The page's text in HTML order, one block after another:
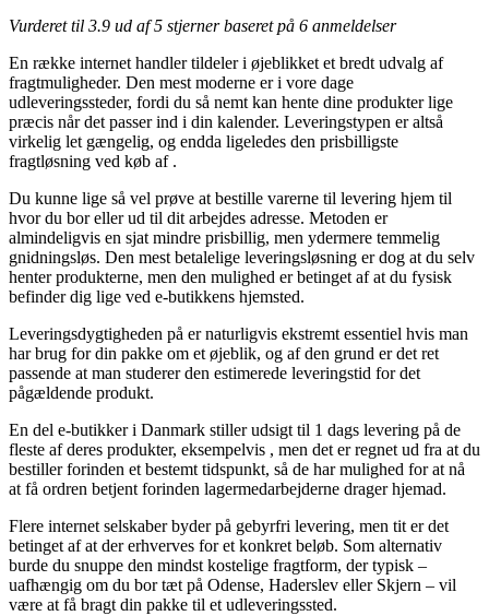
Vurderet til 3.9 ud af 5 stjerner baseret på 6 anmeldelser
En række internet handler tildeler i øjeblikket et bredt udvalg af
fragtmuligheder. Den mest moderne er i vore dage
udleveringssteder, fordi du så nemt kan hente dine produkter lige
præcis når det passer ind i din kalender. Leveringstypen er altså
virkelig let gængelig, og endda ligeledes den prisbilligste
fragtløsning ved køb af .
Du kunne lige så vel prøve at bestille varerne til levering hjem til
hvor du bor eller ud til dit arbejdes adresse. Metoden er
almindeligvis en sjat mindre prisbillig, men ydermere temmelig
gnidningsløs. Den mest betalelige leveringsløsning er dog at du selv
henter produkterne, men den mulighed er betinget af at du fysisk
befinder dig lige ved e-butikkens hjemsted.
Leveringsdygtigheden på er naturligvis ekstremt essentiel hvis man
har brug for din pakke om et øjeblik, og af den grund er det ret
passende at man studerer den estimerede leveringstid for det
pågældende produkt.
En del e-butikker i Danmark stiller udsigt til 1 dags levering på de
fleste af deres produkter, eksempelvis , men det er regnet ud fra at du
bestiller forinden et bestemt tidspunkt, så de har mulighed for at nå
at få ordren betjent forinden lagermedarbejderne drager hjemad.
Flere internet selskaber byder på gebyrfri levering, men tit er det
betinget af at der erhverves for et konkret beløb. Som alternativ
burde du snuppe den mindst kostelige fragtform, der typisk –
uafhængig om du bor tæt på Odense, Haderslev eller Skjern – vil
være at få bragt din pakke til et udleveringssted.